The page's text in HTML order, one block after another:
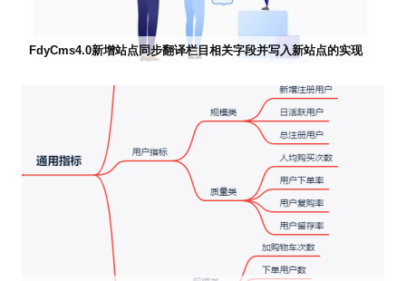
FdyCms4.0新增站点同步翻译栏目相关字段并写入新站点的实现